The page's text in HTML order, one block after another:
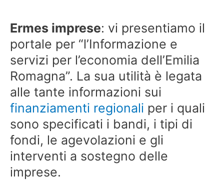
Ermes imprese: vi presentiamo il
portale per “l’Informazione e
servizi per l’economia dell’Emilia
Romagna”. La sua utilità è legata
alle tante informazioni sui
finanziamenti regionali per i quali
sono specificati i bandi, i tipi di
fondi, le agevolazioni e gli
interventi a sostegno delle
imprese.